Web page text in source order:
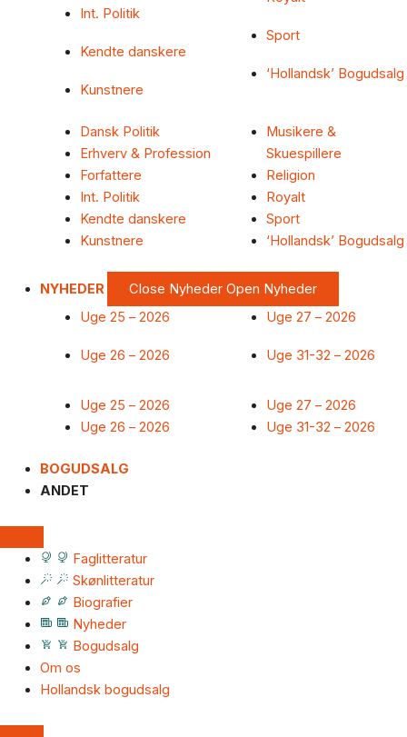
Int. Politik
Kendte danskere
Kunstnere
Sport
‘Hollandsk’ Bogudsalg
Dansk Politik
Erhverv & Profession
Forfattere
Int. Politik
Kendte danskere
Kunstnere
Musikere &
Skuespillere
Religion
Royalt
Sport
‘Hollandsk’ Bogudsalg
NYHEDER Close Nyheder Open Nyheder
Uge 25 – 2026
Uge 26 – 2026
Uge 27 – 2026
Uge 31-32 – 2026
Uge 25 – 2026
Uge 26 – 2026
Uge 27 – 2026
Uge 31-32 – 2026
BOGUDSALG
ANDET
Faglitteratur
Skønlitteratur
Biografier
Nyheder
Bogudsalg
Om os
Hollandsk bogudsalg